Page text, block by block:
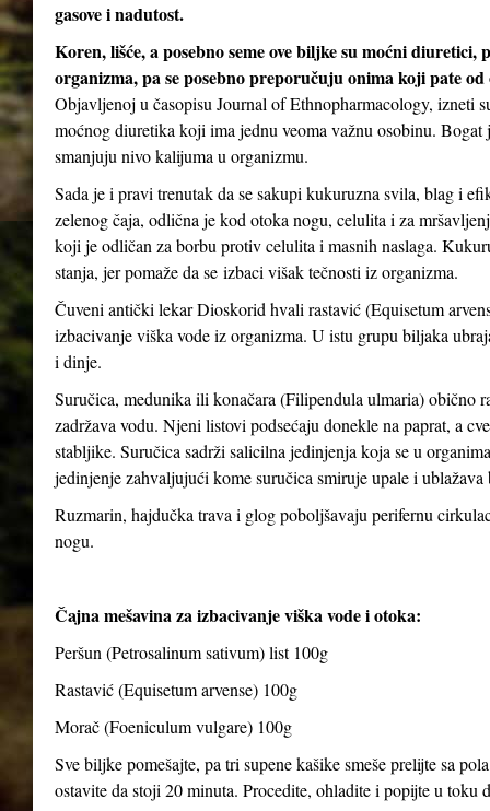
gasove i nadutost.
Koren, lišće, a posebno seme ove biljke su moćni diuretici,
organizma, pa se posebno preporučuju onima koji pate
Objavljenoj u časopisu Journal of Ethnopharmacology, izneti
moćnog diuretika koji ima jednu veoma važnu osobinu.
smanjuju nivo kalijuma u ​​organizmu.
Sada je i pravi trenutak da se sakupi kukuruzna svila, blag i
zelenog čaja, odlična je kod otoka nogu, celulita i za
koji je odličan za borbu protiv celulita i masnih naslaga.
stanja, jer pomaže da se izbaci višak tečnosti iz organizma.
Čuveni antički lekar Dioskorid hvali rastavić (Equisetum
izbacivanje viška vode iz organizma. U istu grupu biljaka
i dinje.
Suručica, medunika ili konačara (Filipendula ulmaria) obično
zadržava vodu. Njeni listovi podsećaju donekle na paprat, a
stabljike. Suručica sadrži salicilna jedinjenja koja se u
jedinjenje zahvaljujući kome suručica smiruje upale i
Ruzmarin, hajdučka trava i glog poboljšavaju perifernu
nogu.
Čajna mešavina za izbacivanje viška vode i otoka:
Peršun (Petrosalinum sativum) list 100g
Rastavić (Equisetum arvense) 100g
Morač (Foeniculum vulgare) 100g
Sve biljke pomešajte, pa tri supene kašike smeše prelijte sa
ostavite da stoji 20 minuta. Procedite, ohladite i popijte u toku